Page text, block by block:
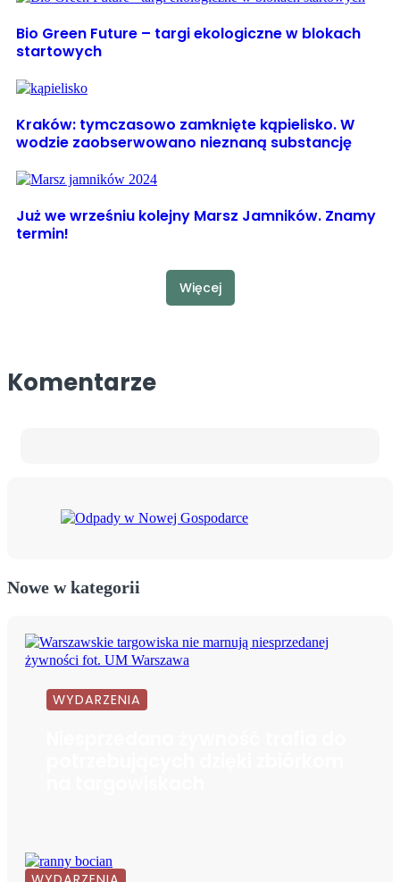
Bio Green Future – targi ekologiczne w blokach
startowych
Kraków: tymczasowo zamknięte kąpielisko. W
wodzie zaobserwowano nieznaną substancję
Już we wrześniu kolejny Marsz Jamników. Znamy
termin!
Więcej
Komentarze
Nowe w kategorii
WYDARZENIA